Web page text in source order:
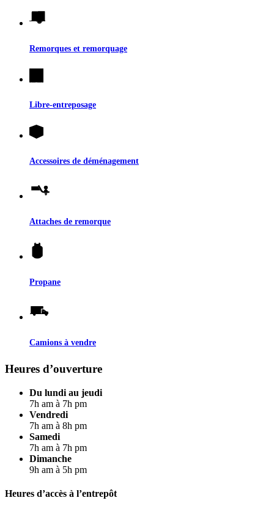
Remorques et remorquage
Libre-entreposage
Accessoires de déménagement
Attaches de remorque
Propane
Camions à vendre
Heures d’ouverture
Du lundi au jeudi
7h am à 7h pm
Vendredi
7h am à 8h pm
Samedi
7h am à 7h pm
Dimanche
9h am à 5h pm
Heures d’accès à l’entrepôt